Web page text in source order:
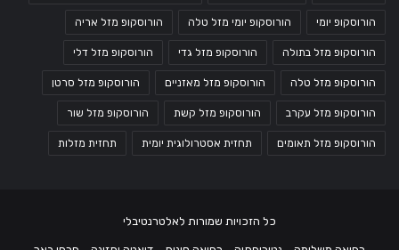
הורוסקופ יומי הורוסקופ יומי מזל טלה הורוסקופ מזל אריה
הורוסקופ מזל בתולה הורוסקופ מזל גדי הורוסקופ מזל דלי
הורוסקופ מזל טלה הורוסקופ מזל מאזניים הורוסקופ מזל סרטן
הורוסקופ מזל עקרב הורוסקופ מזל קשת הורוסקופ מזל שור
הורוסקופ מזל תאומים תחזית אסטרולוגית יומית תחזית מזלות
כל הזכויות שמורות לאלטרנטיבלי